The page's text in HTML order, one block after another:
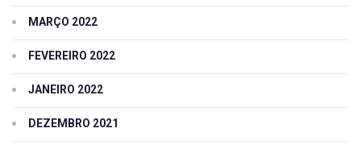
MARÇO 2022
FEVEREIRO 2022
JANEIRO 2022
DEZEMBRO 2021